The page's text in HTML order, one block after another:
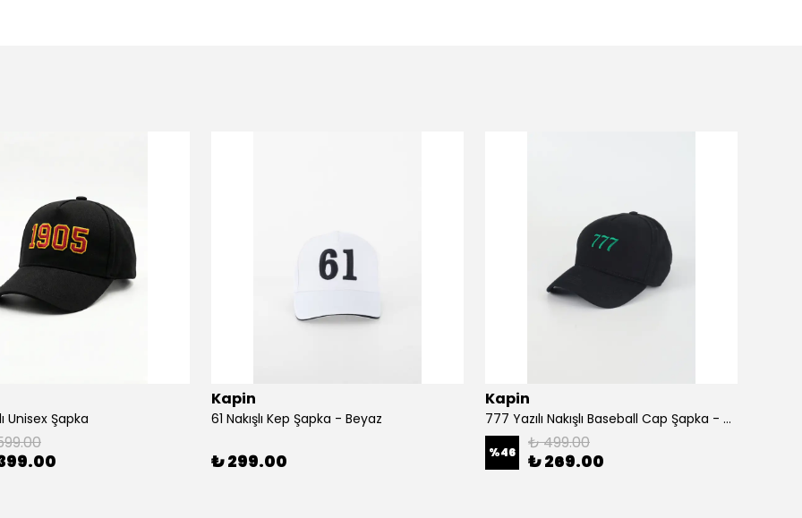
Unisex Şapka
Kapin
61 Nakışlı Kep Şapka - Beyaz
₺ 299.00
Kapin
777 Yazılı Nakışlı Baseball Cap Şapka - Siyah
%46 ₺ 499.00
₺ 269.00